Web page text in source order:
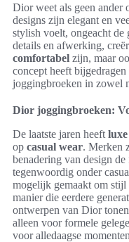
Dior weet als geen ander
designs zijn elegant en
stylish voelt, ongeacht de
details en afwerking,
comfortabel zijn, maar
concept heeft
joggingbroeken in zowel
Dior joggingbroeken:
De laatste jaren heeft
op casual wear. Merken
benadering van design
tegenwoordig onder
mogelijk gemaakt om stijl
manier die eerdere
ontwerpen van Dior
alleen voor formele
voor alledaagse